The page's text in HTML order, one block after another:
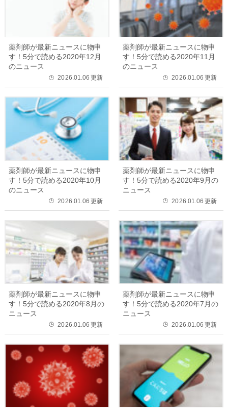
薬剤師が最新ニュースに物申
す！5分で読める2020年12月
のニュース
🕒 2026.01.06 更新
薬剤師が最新ニュースに物申
す！5分で読める2020年11月
のニュース
🕒 2026.01.06 更新
薬剤師が最新ニュースに物申
す！5分で読める2020年10月
のニュース
🕒 2026.01.06 更新
薬剤師が最新ニュースに物申
す！5分で読める2020年9月の
ニュース
🕒 2026.01.06 更新
薬剤師が最新ニュースに物申
す！5分で読める2020年8月の
ニュース
🕒 2026.01.06 更新
薬剤師が最新ニュースに物申
す！5分で読める2020年7月の
ニュース
🕒 2026.01.06 更新